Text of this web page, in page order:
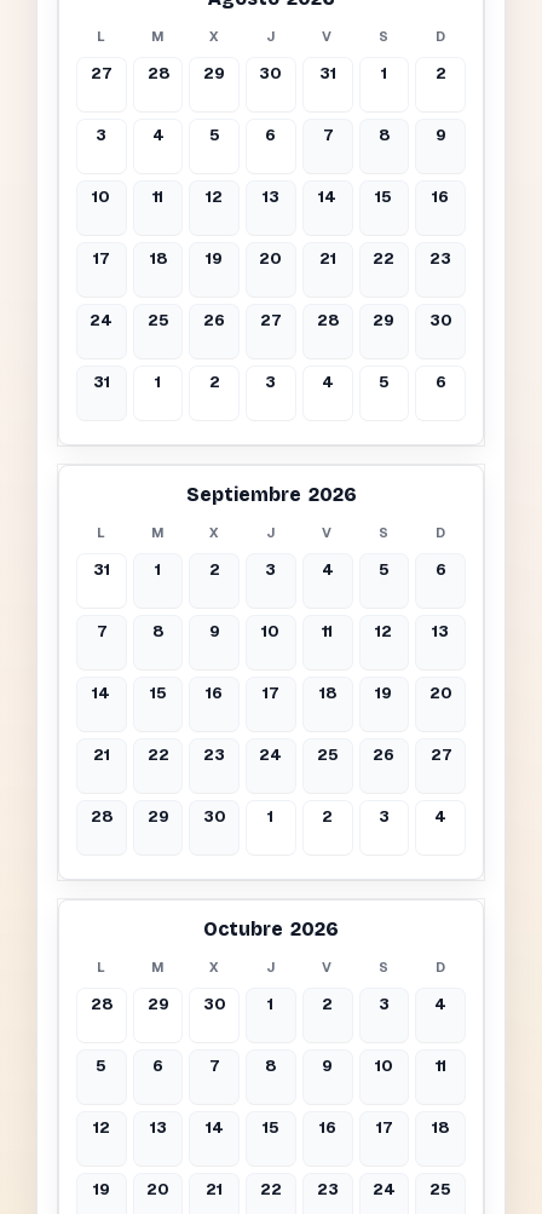
L M X J V S D
27 28 29 30 31 1 2
3 4 5 6 7 8 9
10 11 12 13 14 15 16
17 18 19 20 21 22 23
24 25 26 27 28 29 30
31 1 2 3 4 5 6
Septiembre 2026
L M X J V S D
31 1 2 3 4 5 6
7 8 9 10 11 12 13
14 15 16 17 18 19 20
21 22 23 24 25 26 27
28 29 30 1 2 3 4
Octubre 2026
L M X J V S D
28 29 30 1 2 3 4
5 6 7 8 9 10 11
12 13 14 15 16 17 18
19 20 21 22 23 24 25